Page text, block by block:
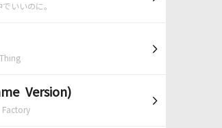
いいのに。
Version)